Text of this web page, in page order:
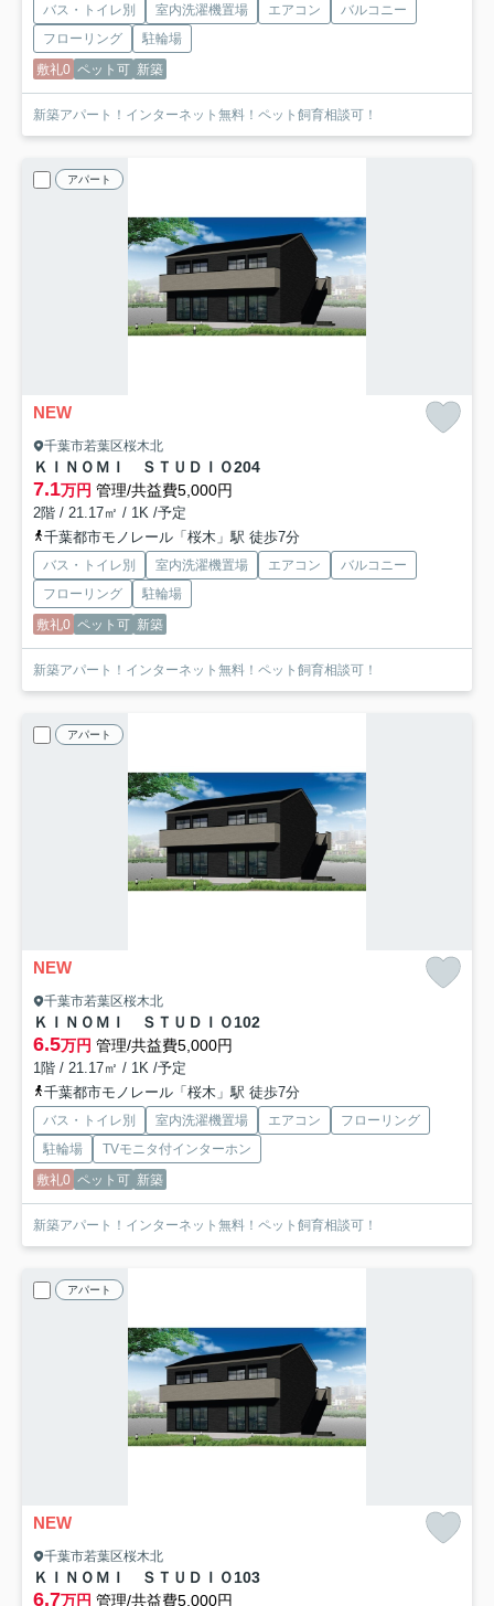
バス・トイレ別 室内洗濯機置場 エアコン
バルコニー
フローリング
駐輪場
敷礼0 ペット可 新築
新築アパート！インターネット無料！ペット飼育相談可！
アパート
NEW
千葉市若葉区桜木北
ＫＩＮＯＭＩ ＳＴＵＤＩＯ204
7.1万円 管理/共益費5,000円
2階 / 21.17㎡ / 1K /予定
千葉都市モノレール「桜木」駅 徒歩7分
バス・トイレ別 室内洗濯機置場 エアコン
バルコニー
フローリング
駐輪場
敷礼0 ペット可 新築
新築アパート！インターネット無料！ペット飼育相談可！
アパート
NEW
千葉市若葉区桜木北
ＫＩＮＯＭＩ ＳＴＵＤＩＯ102
6.5万円 管理/共益費5,000円
1階 / 21.17㎡ / 1K /予定
千葉都市モノレール「桜木」駅 徒歩7分
バス・トイレ別 室内洗濯機置場 エアコン
フローリング
駐輪場
TVモニタ付インターホン
敷礼0 ペット可 新築
新築アパート！インターネット無料！ペット飼育相談可！
アパート
NEW
千葉市若葉区桜木北
ＫＩＮＯＭＩ ＳＴＵＤＩＯ103
6.7万円 管理/共益費5,000円